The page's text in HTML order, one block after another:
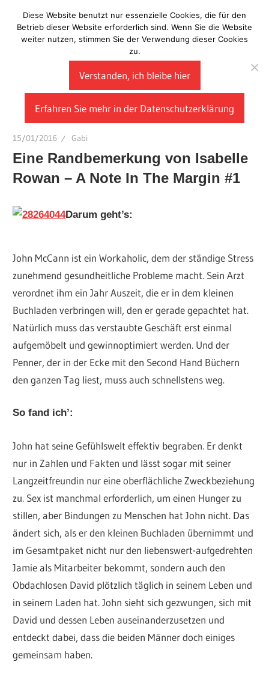
Inhalt
springen
Laberladen
15/01/2016 Gabi
Eine Randbemerkung von Isabelle
Rowan – A Note In The Margin #1
Darum geht’s:
John McCann ist ein Workaholic, dem der ständige Stress
zunehmend gesundheitliche Probleme macht. Sein Arzt
verordnet ihm ein Jahr Auszeit, die er in dem kleinen
Buchladen verbringen will, den er gerade gepachtet hat.
Natürlich muss das verstaubte Geschäft erst einmal
aufgemöbelt und gewinnoptimiert werden. Und der
Penner, der in der Ecke mit den Second Hand Büchern
den ganzen Tag liest, muss auch schnellstens weg.
So fand ich’:
John hat seine Gefühlswelt effektiv begraben. Er denkt
nur in Zahlen und Fakten und lässt sogar mit seiner
Langzeitfreundin nur eine oberflächliche Zweckbeziehung
zu. Sex ist manchmal erforderlich, um einen Hunger zu
stillen, aber Bindungen zu Menschen hat John nicht. Das
ändert sich, als er den kleinen Buchladen übernimmt und
im Gesamtpaket nicht nur den liebenswert-aufgedrehten
Jamie als Mitarbeiter bekommt, sondern auch den
Obdachlosen David plötzlich täglich in seinem Leben und
in seinem Laden hat. John sieht sich gezwungen, sich mit
David und dessen Leben auseinanderzusetzen und
entdeckt dabei, dass die beiden Männer doch einiges
gemeinsam haben.
Diese Website benutzt nur essenzielle Cookies, die für den
Betrieb dieser Website erforderlich sind. Wenn Sie die Website
weiter nutzen, stimmen Sie der Verwendung dieser Cookies
zu.
Verstanden, ich bleibe hier
Erfahren Sie mehr in der Datenschutzerklärung